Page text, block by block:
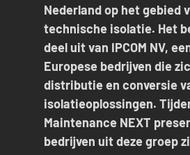
Nederland op het gebied
technische isolatie. Het
deel uit van IPCOM NV,
Europese bedrijven die
distributie en conversie
isolatieoplossingen.
Maintenance NEXT
bedrijven uit deze groep